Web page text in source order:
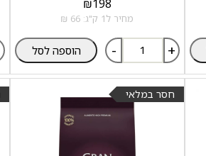
₪198
מחיר ל1 ק"ג: 66 ₪
- + הוספה לסל
חסר במלאי